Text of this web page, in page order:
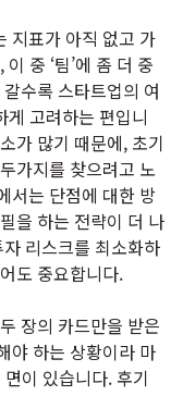
지표가 아직 없고 가
중 ‘팀’에 좀 더 중
수록 스타트업의 여
게 고려하는 편입니
가 많기 때문에, 초기
가지를 찾으려고 노
서는 단점에 대한 방
을 하는 전략이 더 나
리스크를 최소화하
도 중요합니다.
장의 카드만을 받은
야 하는 상황이라 마
이 있습니다. 후기